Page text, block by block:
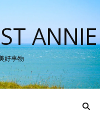
ANNIE
好事物